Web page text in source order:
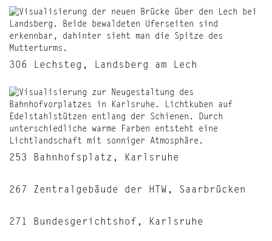
306 Lechsteg, Landsberg am Lech
253 Bahnhofsplatz, Karlsruhe
267 Zentralgebäude der HTW, Saarbrücken
271 Bundesgerichtshof, Karlsruhe